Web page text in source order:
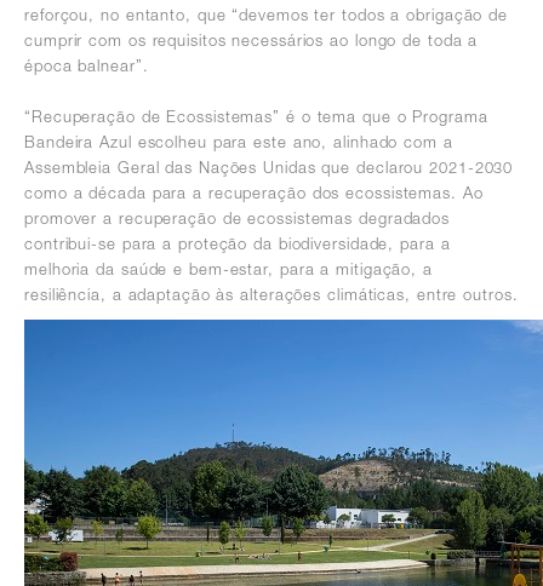
reforçou, no entanto, que “devemos ter todos a obrigação de
cumprir com os requisitos necessários ao longo de toda a
época balnear”.
“Recuperação de Ecossistemas” é o tema que o Programa
Bandeira Azul escolheu para este ano, alinhado com a
Assembleia Geral das Nações Unidas que declarou 2021-2030
como a década para a recuperação dos ecossistemas. Ao
promover a recuperação de ecossistemas degradados
contribui-se para a proteção da biodiversidade, para a
melhoria da saúde e bem-estar, para a mitigação, a
resiliência, a adaptação às alterações climáticas, entre outros.